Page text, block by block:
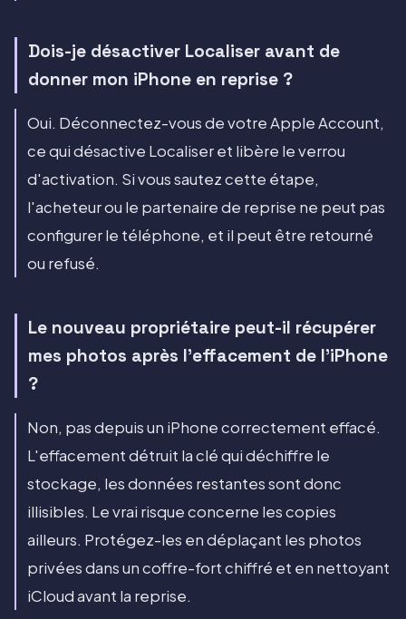
Dois-je désactiver Localiser avant de
donner mon iPhone en reprise ?
Oui. Déconnectez-vous de votre Apple Account,
ce qui désactive Localiser et libère le verrou
d'activation. Si vous sautez cette étape,
l'acheteur ou le partenaire de reprise ne peut pas
configurer le téléphone, et il peut être retourné
ou refusé.
Le nouveau propriétaire peut-il récupérer
mes photos après l'effacement de l'iPhone
?
Non, pas depuis un iPhone correctement effacé.
L'effacement détruit la clé qui déchiffre le
stockage, les données restantes sont donc
illisibles. Le vrai risque concerne les copies
ailleurs. Protégez-les en déplaçant les photos
privées dans un coffre-fort chiffré et en nettoyant
iCloud avant la reprise.